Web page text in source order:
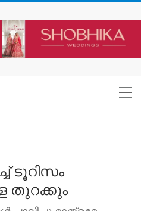
ടൂറിസം
തുറക്കും